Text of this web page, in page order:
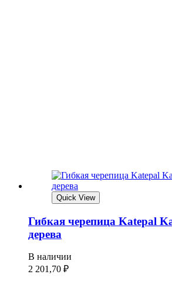
Quick View
Гибкая черепица Katepal
дерева
В наличии
2 201,70 ₽